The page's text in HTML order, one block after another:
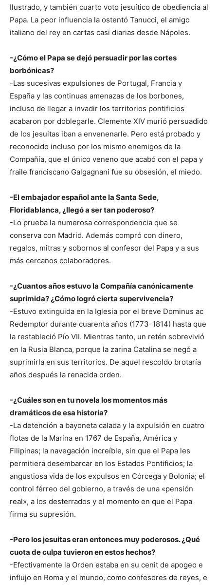
Ilustrado, y también cuarto voto jesuítico de obediencia al
Papa. La peor influencia la ostentó Tanucci, el amigo
italiano del rey en cartas casi diarias desde Nápoles.
-¿Cómo el Papa se dejó persuadir por las cortes
borbónicas?
-Las sucesivas expulsiones de Portugal, Francia y
España y las continuas amenazas de los borbones,
incluso de llegar a invadir los territorios pontificios
acabaron por doblegarle. Clemente XIV murió persuadido
de los jesuitas iban a envenenarle. Pero está probado y
reconocido incluso por los mismo enemigos de la
Compañía, que el único veneno que acabó con el papa y
fraile franciscano Galgagnani fue su obsesión, el miedo.
-El embajador español ante la Santa Sede,
Floridablanca, ¿llegó a ser tan poderoso?
-Lo prueba la numerosa correspondencia que se
conserva con Madrid. Además compró con dinero,
regalos, mitras y sobornos al confesor del Papa y a sus
más cercanos colaboradores.
-¿Cuantos años estuvo la Compañía canónicamente
suprimida? ¿Cómo logró cierta supervivencia?
-Estuvo extinguida en la Iglesia por el breve Dominus ac
Redemptor durante cuarenta años (1773-1814) hasta que
la restableció Pío VII. Mientras tanto, un retén sobrevivió
en la Rusia Blanca, porque la zarina Catalina se negó a
suprimirla en sus territorios. De aquel rescoldo brotaría
años después la renacida orden.
-¿Cuáles son en tu novela los momentos más
dramáticos de esa historia?
-La detención a bayoneta calada y la expulsión en cuatro
flotas de la Marina en 1767 de España, América y
Filipinas; la navegación increíble, sin que el Papa les
permitiera desembarcar en los Estados Pontificios; la
angustiosa vida de los expulsos en Córcega y Bolonia; el
control férreo del gobierno, a través de una «pensión
real», a los desterrados y el momento en que el Papa
firma su supresión.
-Pero los jesuitas eran entonces muy poderosos. ¿Qué
cuota de culpa tuvieron en estos hechos?
-Efectivamente la Orden estaba en su cenit de apogeo e
influjo en Roma y el mundo, como confesores de reyes, e